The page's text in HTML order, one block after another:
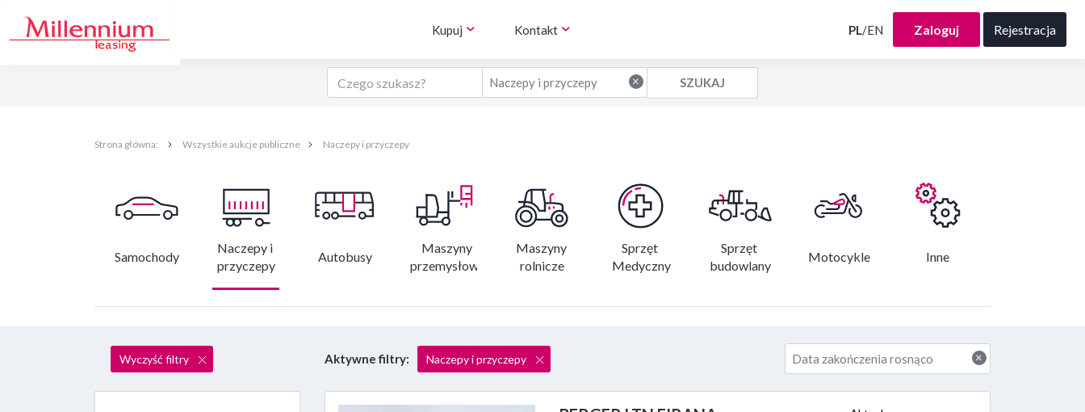
Kupuj Kontakt PL /EN Zaloguj Rejestracja
×
Naczepy i przyczepy
Strona główna: Wszystkie aukcje publiczne Naczepy i przyczepy
Samochody
Naczepy i
przyczepy
Autobusy
Maszyny
przemysłowe
Maszyny
rolnicze
Sprzęt
Medyczny
Sprzęt
budowlany
Motocykle Inne
Wyczyść filtry Aktywne filtry: Naczepy i przyczepy ×
Data zakończenia rosnąco